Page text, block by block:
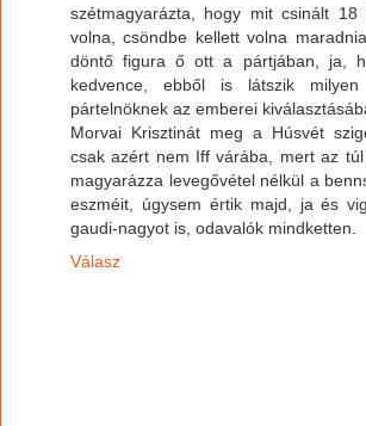
szétmagyarázta, hogy mit csinált 18
volna, csöndbe kellett volna
döntő figura ő ott a pártjában, ja,
kedvence, ebből is látszik
pártelnöknek az emberei
Morvai Krisztinát meg a Húsvét
csak azért nem Iff várába, mert az
magyarázza levegővétel nélkül a
eszméit, úgysem értik majd, ja és
gaudi-nagyot is, odavalók mindketten.
Válasz